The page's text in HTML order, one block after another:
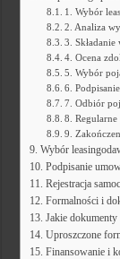
1. Wybór
2. Analiza
3. Składanie
4. Ocena
5. Wybór
6.
7. Odbiór
8. Regularne
9.
Wybór
Podpisanie
Rejestracja
Formalności i
Jakie dokumenty
Uproszczone
Finansowanie i